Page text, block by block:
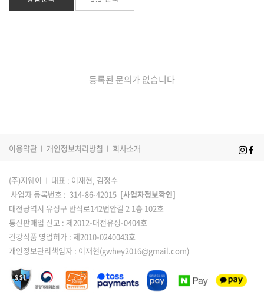
등록된 문의가 없습니다
이용약관 I 개인정보처리방침 I 회사소개
(주)지웨이 I 대표 : 이재현, 김정수
사업자 등록번호 : 314-86-42015 [사업자정보확인]
대전광역시 유성구 반석로142번안길 2 1층 102호
통신판매업 신고 : 제2012-대전유성-0404호
건강식품 영업허가 : 제2010-0240043호
개인정보관리책임자 : 이재현(gwhey2016@gmail.com)